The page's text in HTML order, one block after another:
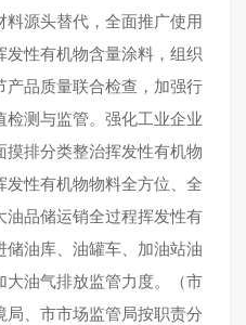
源头替代，全面推广使用
性有机物含量涂料，组织
品质量联合检查，加强行
测与监管。强化工业企业
排分类整治挥发性有机物
性有机物物料全方位、全
品储运销全过程挥发性有
油库、油罐车、加油站油
油气排放监管力度。（市
、市市场监管局按职责分